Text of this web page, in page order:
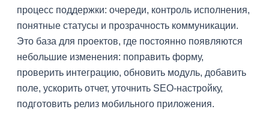
процесс поддержки: очереди, контроль исполнения,
понятные статусы и прозрачность коммуникации.
Это база для проектов, где постоянно появляются
небольшие изменения: поправить форму,
проверить интеграцию, обновить модуль, добавить
поле, ускорить отчет, уточнить SEO-настройку,
подготовить релиз мобильного приложения.